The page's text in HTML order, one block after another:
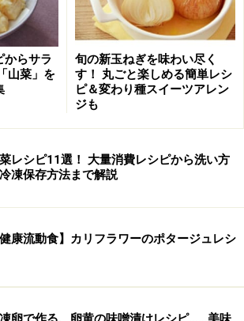
ト、牛乳、サラダ油、フルーツ酢を加
ーグルト、牛乳、サラダ油、フルーツ
からサラ
山菜」を
旬の新玉ねぎを味わい尽く
す！ 丸ごと楽しめる簡単レシ
ピ＆変わり種スイーツアレン
ジも
レシピ11選！ 大量消費レシピから洗い方
凍保存方法まで解説
健康流動食】カリフラワーのポタージュレシ